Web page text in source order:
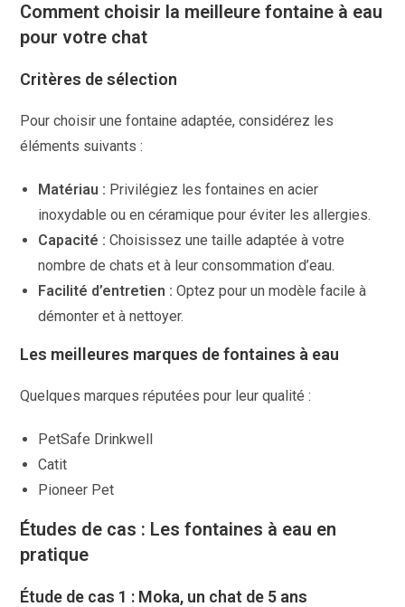
Comment choisir la meilleure fontaine à eau
pour votre chat
Critères de sélection
Pour choisir une fontaine adaptée, considérez les
éléments suivants :
Matériau : Privilégiez les fontaines en acier
inoxydable ou en céramique pour éviter les allergies.
Capacité : Choisissez une taille adaptée à votre
nombre de chats et à leur consommation d’eau.
Facilité d’entretien : Optez pour un modèle facile à
démonter et à nettoyer.
Les meilleures marques de fontaines à eau
Quelques marques réputées pour leur qualité :
PetSafe Drinkwell
Catit
Pioneer Pet
Études de cas : Les fontaines à eau en
pratique
Étude de cas 1 : Moka, un chat de 5 ans